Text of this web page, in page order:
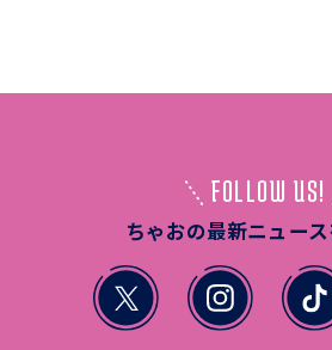
FOLLOW US!
ちゃおの最新ニュー